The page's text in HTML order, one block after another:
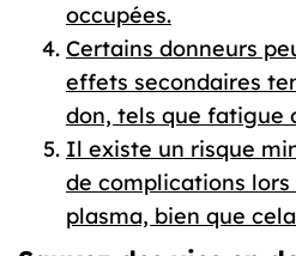
occupées.
Certains donneurs
effets secondaires
don, tels que fatigue
Il existe un risque
de complications
plasma, bien que